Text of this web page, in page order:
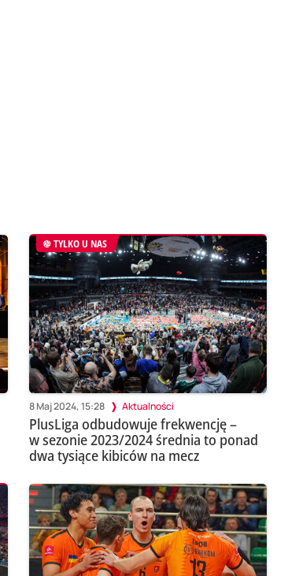
TYLKO U NAS
8 Maj 2024, 15:28 Aktualności
PlusLiga odbudowuje frekwencję –
w sezonie 2023/2024 średnia to ponad
dwa tysiące kibiców na mecz